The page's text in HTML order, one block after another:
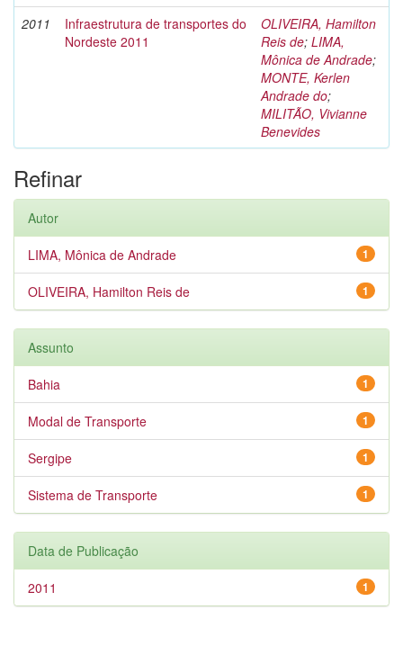
2011
Infraestrutura de transportes do
Nordeste 2011
OLIVEIRA, Hamilton
Reis de; LIMA,
Mônica de Andrade;
MONTE, Kerlen
Andrade do;
MILITÃO, Vivianne
Benevides
Refinar
Autor
1
LIMA, Mônica de Andrade
1
OLIVEIRA, Hamilton Reis de
Assunto
1
Bahia
1
Modal de Transporte
1
Sergipe
1
Sistema de Transporte
Data de Publicação
1
2011